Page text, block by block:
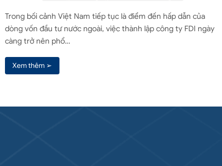
Trong bối cảnh Việt Nam tiếp tục là điểm đến hấp dẫn của
dòng vốn đầu tư nước ngoài, việc thành lập công ty FDI ngày
càng trở nên phổ…
Xem thêm ➢